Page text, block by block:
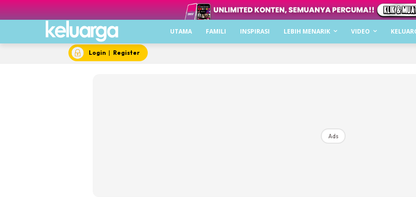
UTAMA FAMILI INSPIRASI LEBIH MENARIK VIDEO
Login | Register
Ads